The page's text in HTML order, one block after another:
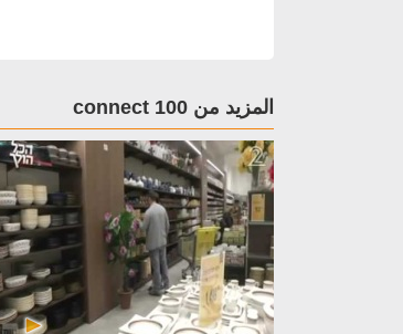
المزيد من connect 100